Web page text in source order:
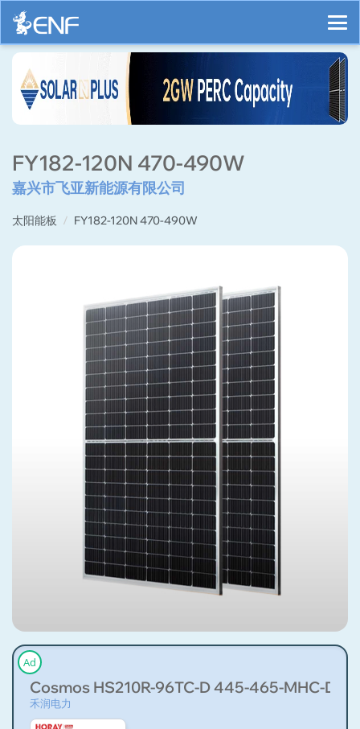
FY182-120N 470-490W
嘉兴市飞亚新能源有限公司
太阳能板 FY182-120N 470-490W
Ad
Cosmos HS210R-96TC-D 445-465-MHC-D
禾润电力